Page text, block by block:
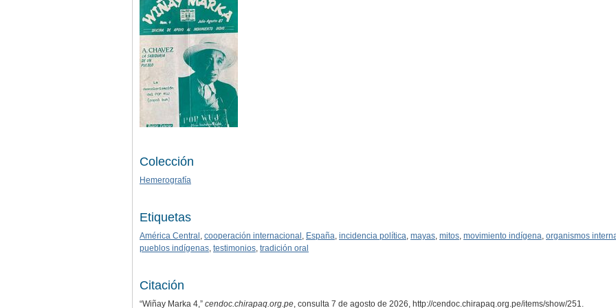
Colección
Hemerografía
Etiquetas
América Central cooperación internacional España incidencia política mayas mitos movimiento indígena organismos
pueblos indígenas testimonios tradición oral
Citación
“Wiñay Marka 4,” cendoc.chirapaq.org.pe , consulta 7 de agosto de 2026, http://cendoc.chirapaq.org.pe/items/show/251